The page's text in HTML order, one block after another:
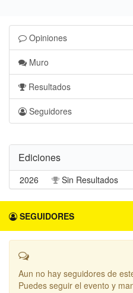
Opiniones
Muro
Resultados
Seguidores
Ediciones
2026 Sin Resultados
SEGUIDORES
Aun no hay seguidores de
Puedes seguir el evento y